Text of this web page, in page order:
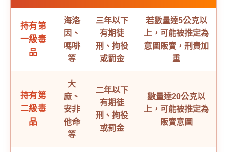
持有第
一級毒
品
海洛
因、
嗎啡
等
三年以下
有期徒
刑、拘役
或罰金
若數量達5公克以
上，可能被推定為
意圖販賣，刑責加
重
持有第
二級毒
品
大
麻、
安非
他命
等
二年以下
有期徒
刑、拘役
或罰金
數量達20公克以
上，可能被推定為
販賣意圖